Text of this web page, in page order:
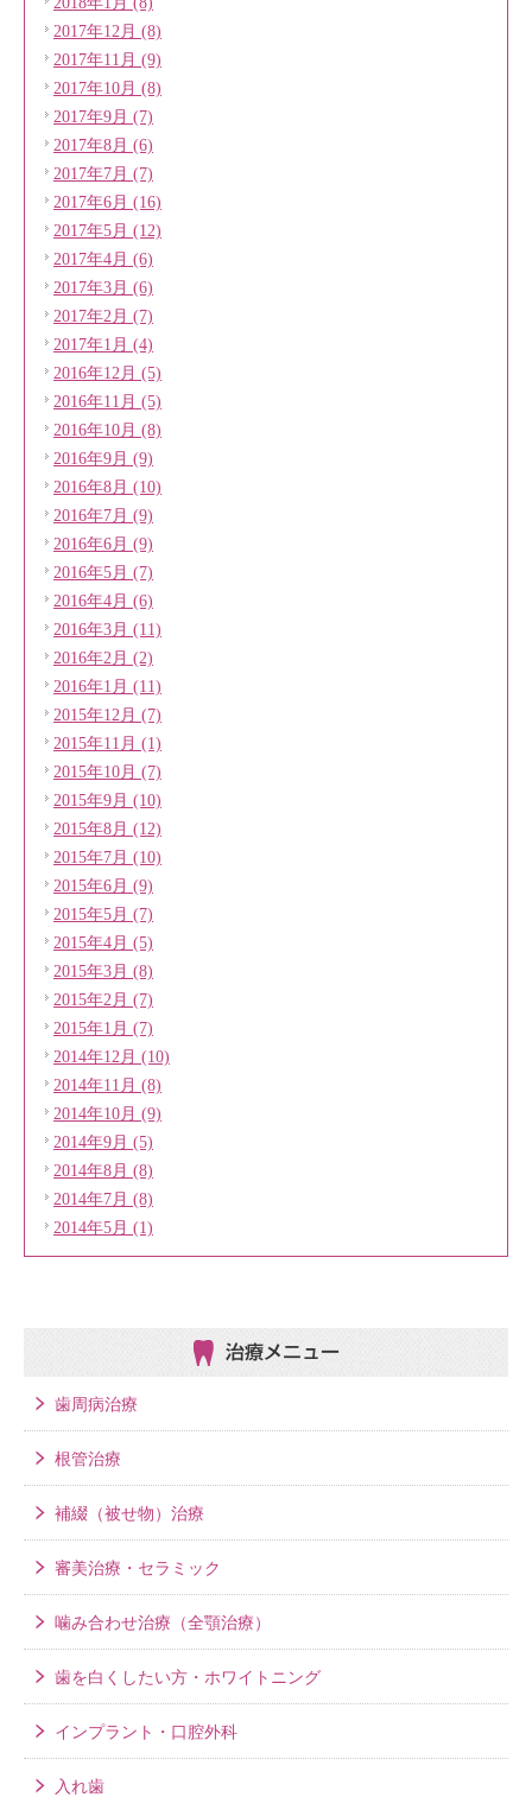
2017年12月 (8)
2017年11月 (9)
2017年10月 (8)
2017年9月 (7)
2017年8月 (6)
2017年7月 (7)
2017年6月 (16)
2017年5月 (12)
2017年4月 (6)
2017年3月 (6)
2017年2月 (7)
2017年1月 (4)
2016年12月 (5)
2016年11月 (5)
2016年10月 (8)
2016年9月 (9)
2016年8月 (10)
2016年7月 (9)
2016年6月 (9)
2016年5月 (7)
2016年4月 (6)
2016年3月 (11)
2016年2月 (2)
2016年1月 (11)
2015年12月 (7)
2015年11月 (1)
2015年10月 (7)
2015年9月 (10)
2015年8月 (12)
2015年7月 (10)
2015年6月 (9)
2015年5月 (7)
2015年4月 (5)
2015年3月 (8)
2015年2月 (7)
2015年1月 (7)
2014年12月 (10)
2014年11月 (8)
2014年10月 (9)
2014年9月 (5)
2014年8月 (8)
2014年7月 (8)
2014年5月 (1)
治療メニュー
歯周病治療
根管治療
補綴（被せ物）治療
審美治療・セラミック
噛み合わせ治療（全顎治療）
歯を白くしたい方・ホワイトニング
インプラント・口腔外科
入れ歯